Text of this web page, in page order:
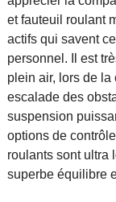
et fauteuil roulant
actifs qui savent
personnel. Il est
plein air, lors de la
escalade des
suspension
options de
roulants sont ultra
superbe équilibre